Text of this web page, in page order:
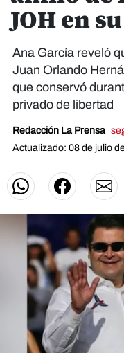
JOH en
Ana García reveló
Juan Orlando
que conservó
privado de libertad
Redacción La Prensa
Actualizado: 08 de julio